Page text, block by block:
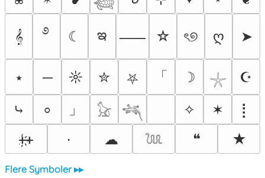
𝄞 ࿔ ☾ ఇ ⸺ ☆ ৎ୭ ღ ➤
⭑ ─ ☼ ✮ ⛧ 「 ☽ 𓇼
☪
⤷
⸰ 」 𓃠 𓆈 ✧ ✶
⡇
ᚐ҉ᚐ
⸱ ☁ 𓆙 ❝ ★
Flere Symboler ▸▸